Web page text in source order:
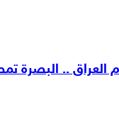
.. البصرة